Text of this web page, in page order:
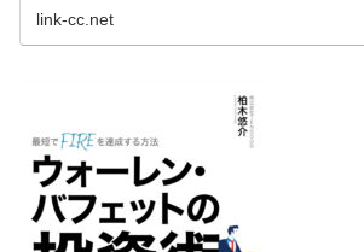
link-cc.net